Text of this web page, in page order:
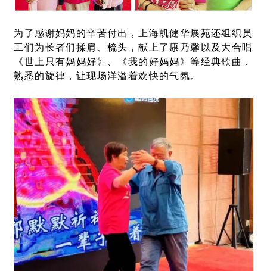
为了感谢妈妈的辛苦付出，上海凯健华展苑还组织员
工们为长者们揉肩、梳头，献上了康乃馨以及大合唱
《世上只有妈妈好》、《我的好妈妈》等经典歌曲，
熟悉的旋律，让现场洋溢着欢快的气氛。